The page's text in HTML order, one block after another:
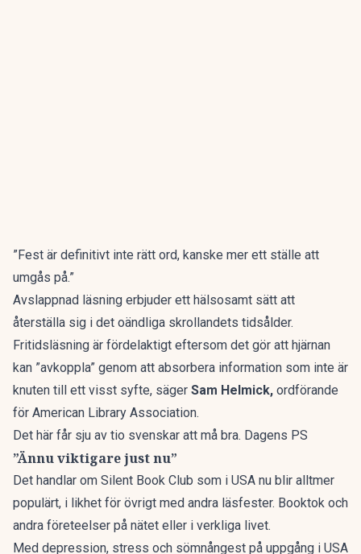
”Fest är definitivt inte rätt ord, kanske mer ett ställe att
umgås på.”
Avslappnad läsning erbjuder ett hälsosamt sätt att
återställa sig i det oändliga skrollandets tidsålder.
Fritidsläsning är fördelaktigt eftersom det gör att hjärnan
kan ”avkoppla” genom att absorbera information som inte är
knuten till ett visst syfte, säger Sam Helmick, ordförande
för American Library Association.
Det här får sju av tio svenskar att må bra. Dagens PS
”Ännu viktigare just nu”
Det handlar om Silent Book Club som i USA nu blir alltmer
populärt, i likhet för övrigt med andra läsfester. Booktok och
andra företeelser på nätet eller i verkliga livet.
Med depression, stress och sömnångest på uppgång i USA